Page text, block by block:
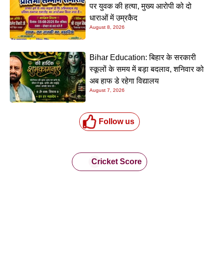
पर युवक की हत्या, मुख्य आरोपी को दो
धाराओं में उम्रकैद
August 8, 2026
Bihar Education: बिहार के सरकारी
स्कूलों के समय में बड़ा बदलाव, शनिवार को
अब हाफ डे रहेगा विद्यालय
August 7, 2026
Follow us
Cricket Score